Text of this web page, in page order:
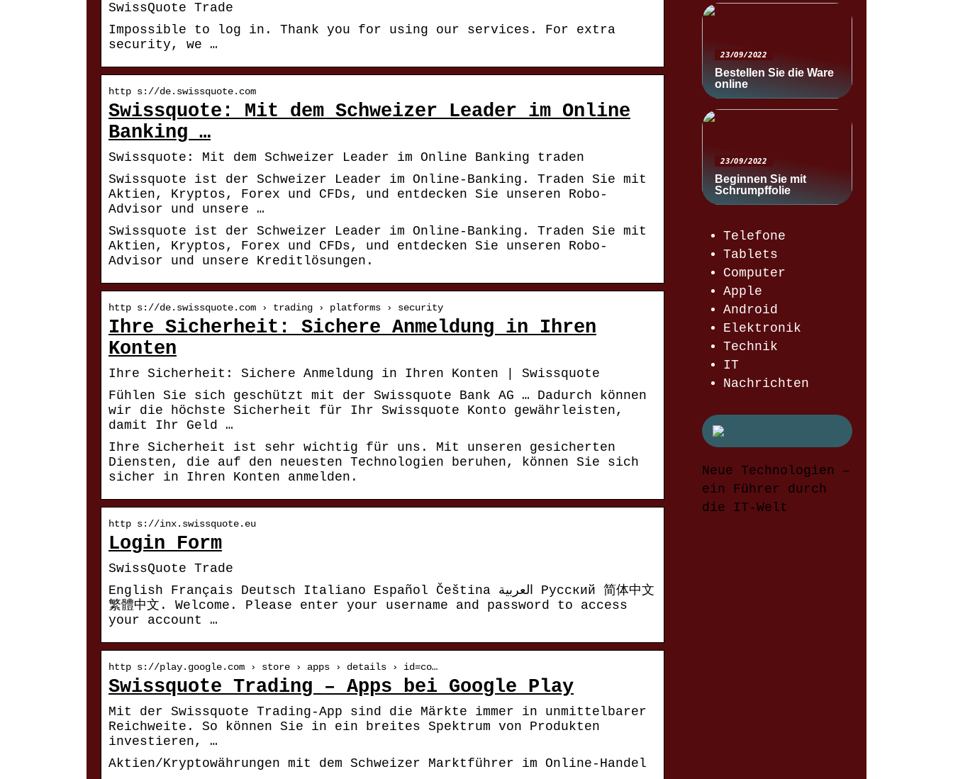
SwissQuote Trade
Impossible to log in. Thank you for using our services. For extra
security, we …
http s://de.swissquote.com
Swissquote: Mit dem Schweizer Leader im Online
Banking …
Swissquote: Mit dem Schweizer Leader im Online Banking traden
Swissquote ist der Schweizer Leader im Online-Banking. Traden Sie mit
Aktien, Kryptos, Forex und CFDs, und entdecken Sie unseren Robo-
Advisor und unsere …
Swissquote ist der Schweizer Leader im Online-Banking. Traden Sie mit
Aktien, Kryptos, Forex und CFDs, und entdecken Sie unseren Robo-
Advisor und unsere Kreditlösungen.
http s://de.swissquote.com › trading › platforms › security
Ihre Sicherheit: Sichere Anmeldung in Ihren
Konten
Ihre Sicherheit: Sichere Anmeldung in Ihren Konten | Swissquote
Fühlen Sie sich geschützt mit der Swissquote Bank AG … Dadurch können
wir die höchste Sicherheit für Ihr Swissquote Konto gewährleisten,
damit Ihr Geld …
Ihre Sicherheit ist sehr wichtig für uns. Mit unseren gesicherten
Diensten, die auf den neuesten Technologien beruhen, können Sie sich
sicher in Ihren Konten anmelden.
http s://inx.swissquote.eu
Login Form
SwissQuote Trade
English Français Deutsch Italiano Español Čeština العربية Русский 简体中文
繁體中文. Welcome. Please enter your username and password to access
your account …
http s://play.google.com › store › apps › details › id=co…
Swissquote Trading – Apps bei Google Play
Mit der Swissquote Trading-App sind die Märkte immer in unmittelbarer
Reichweite. So können Sie in ein breites Spektrum von Produkten
investieren, …
Aktien/Kryptowährungen mit dem Schweizer Marktführer im Online-Handel
23/09/2022
Bestellen Sie die Ware
online
23/09/2022
Beginnen Sie mit
Schrumpffolie
Telefone
Tablets
Computer
Apple
Android
Elektronik
Technik
IT
Nachrichten
Neue Technologien –
ein Führer durch
die IT-Welt